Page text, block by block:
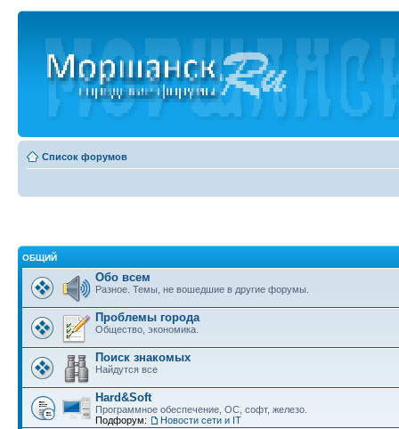
Список форумов
ОБЩИЙ
Обо всем
Разное. Темы, не вошедшие в другие форумы.
Проблемы города
Общество, экономика.
Поиск знакомых
Найдутся все
Hard&Soft
Программное обеспечение, ОС, софт, железо.
Подфорум:
Новости сети и IT